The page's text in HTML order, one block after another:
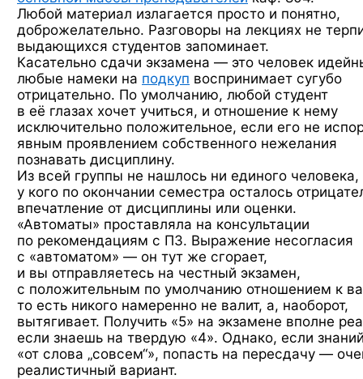
Любой материал излагается просто и понятно,
доброжелательно. Разговоры на лекциях не
выдающихся студентов запоминает.
Касательно сдачи экзамена — это человек
любые намеки на подкуп воспринимает сугубо
отрицательно. По умолчанию, любой студент
в её глазах хочет учиться, и отношение к нему
исключительно положительное, если его не
явным проявлением собственного нежелания
познавать дисциплину.
Из всей группы не нашлось ни единого человека,
у кого по окончании семестра осталось
впечатление от дисциплины или оценки.
«Автоматы» проставляла на консультации
по рекомендациям с ПЗ. Выражение несогласия
с «автоматом» — он тут же сгорает,
и вы отправляетесь на честный экзамен,
с положительным по умолчанию отношением к
то есть никого намеренно не валит, а, наоборот,
вытягивает. Получить «5» на экзамене вполне
если знаешь на твердую «4». Однако, если
«от слова „совсем“», попасть на пересдачу —
реалистичный вариант.